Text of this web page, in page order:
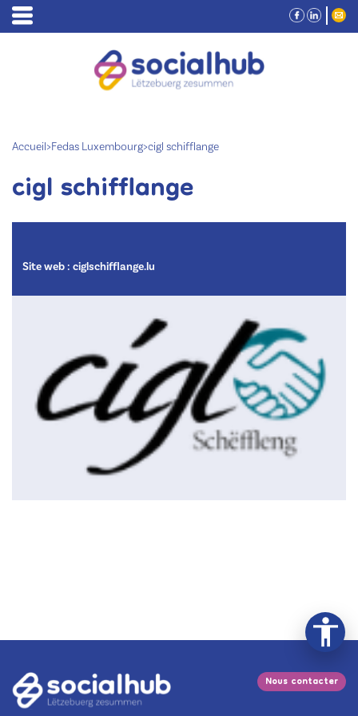
Accueil>Fedas Luxembourg>cigl schifflange
cigl schifflange
Site web : ciglschifflange.lu
Nous contacter